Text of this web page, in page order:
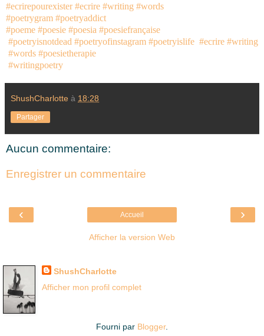
#ecrirepourexister #ecrire #writing #words
#poetrygram #poetryaddict
#poeme #poesie #poesia #poesiefrançaise
#poetryisnotdead #poetryofinstagram #poetryislife #ecrire #writing
#words #poesietherapie
#writingpoetry
ShushCharlotte à 18:28
Partager
Aucun commentaire:
Enregistrer un commentaire
‹ ›
Accueil
Afficher la version Web
ShushCharlotte
Afficher mon profil complet
Fourni par Blogger.